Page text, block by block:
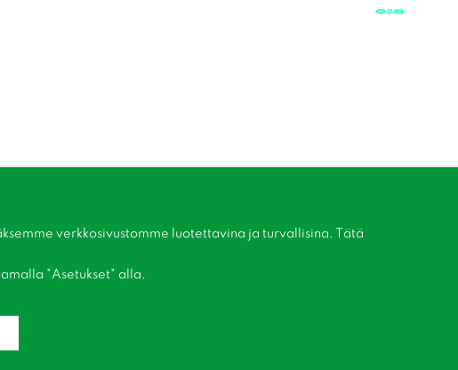
verkkosivustomme luotettavina ja turvallisina. Tätä
"Asetukset" alla.